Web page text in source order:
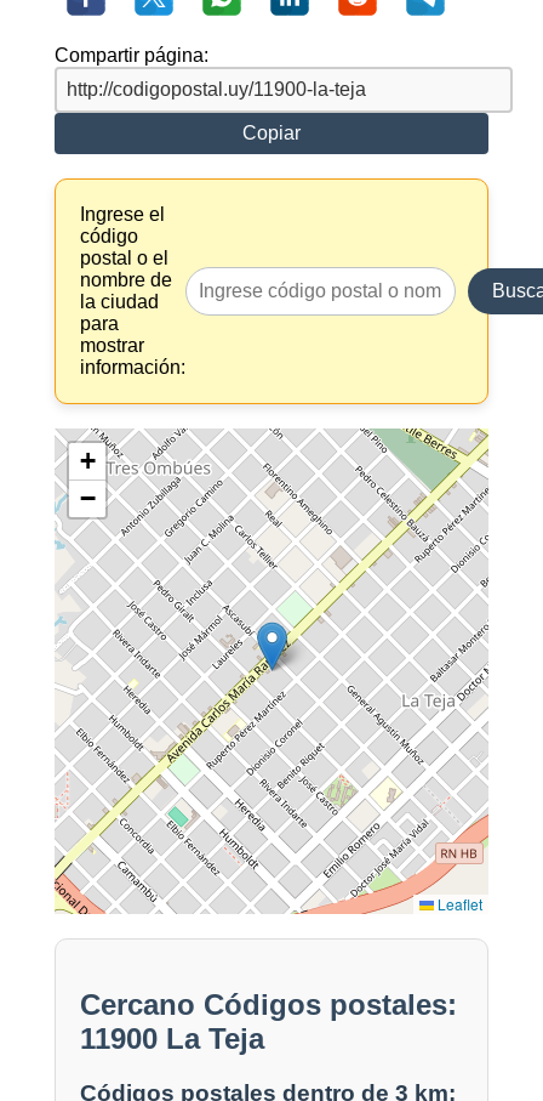
Compartir página:
Copiar
Ingrese el
código
postal o el
nombre de
la ciudad
para
mostrar
información:
+
−
Leaflet
Cercano Códigos postales:
11900 La Teja
Códigos postales dentro de 3 km: